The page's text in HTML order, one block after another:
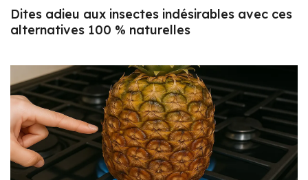
Dites adieu aux insectes indésirables avec ces
alternatives 100 % naturelles